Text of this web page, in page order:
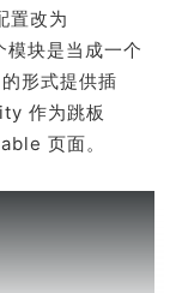
置改为
块是当成一个
形式提供插
作为跳板
页面。